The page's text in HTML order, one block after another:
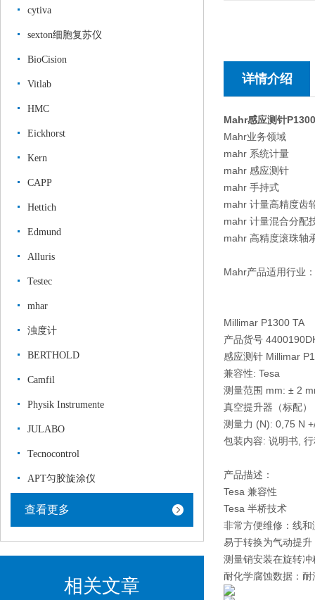
cytiva
sexton细胞复苏仪
BioCision
Vitlab
HMC
Eickhorst
Kern
CAPP
Hettich
Edmund
Alluris
Testec
mhar
浊度计
BERTHOLD
Camfil
Physik Instrumente
JULABO
Tecnocontrol
APT匀胶旋涂仪
查看更多
相关文章
详情介绍
Mahr感应测针
Mahr业务领域
mahr 系统计量
mahr 感应测针
mahr 手持式
mahr 计量高精度齿
mahr 计量混合分配
mahr 高精度滚珠轴
Mahr产品适用行业
Millimar P1300 TA
产品货号
感应测针 Millimar
兼容性: Tesa
测量范围 mm: ± 2
真空提升器（标配）
测量力 (N): 0,75 N
包装内容: 说明书,
产品描述：
Tesa 兼容性
Tesa 半桥技术
非常方便维修：线
易于转换为气动提升
测量销安装在旋转冲
耐化学腐蚀数据：